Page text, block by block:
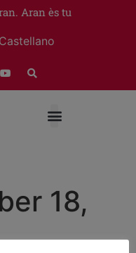
Aran ès tu
Castellano
18,